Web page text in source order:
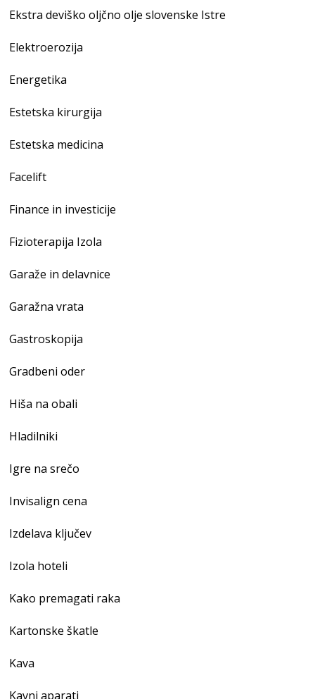
Ekstra deviško oljčno olje slovenske Istre
Elektroerozija
Energetika
Estetska kirurgija
Estetska medicina
Facelift
Finance in investicije
Fizioterapija Izola
Garaže in delavnice
Garažna vrata
Gastroskopija
Gradbeni oder
Hiša na obali
Hladilniki
Igre na srečo
Invisalign cena
Izdelava ključev
Izola hoteli
Kako premagati raka
Kartonske škatle
Kava
Kavni aparati